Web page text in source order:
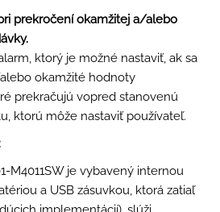
prekročení okamžitej a/alebo
ktorý je možné nastaviť, ak sa
okamžité hodnoty
prekračujú vopred stanovenú
ktorú môže nastaviť používateľ.
M4011SW je vybavený internou
a USB zásuvkou, ktorá zatiaľ